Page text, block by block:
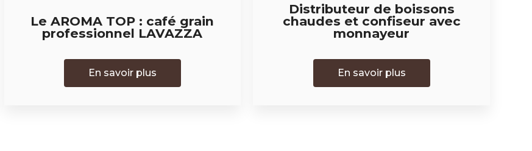
Le AROMA TOP : café grain
professionnel LAVAZZA
En savoir plus
Distributeur de boissons
chaudes et confiseur avec
monnayeur
En savoir plus